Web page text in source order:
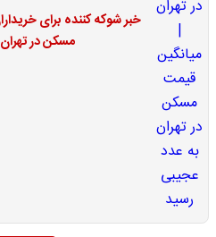
خبر شوکه کننده برای
مسکن در